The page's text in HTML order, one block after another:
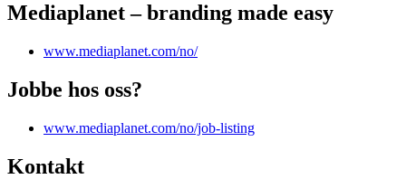
Mediaplanet – branding made easy
www.mediaplanet.com/no/
Jobbe hos oss?
www.mediaplanet.com/no/job-listing
Kontakt